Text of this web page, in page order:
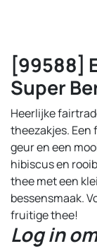
[99588]
Super
Heerlijke
theezakjes. Een
geur en een
hibiscus en
thee met een
bessensmaak.
fruitige thee!
Log in